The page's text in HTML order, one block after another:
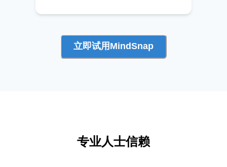
立即试用MindSnap
专业人士信赖